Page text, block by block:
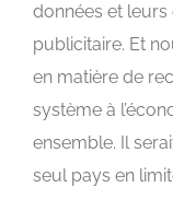
données et
publicitaire. Et
en matière de
système à
ensemble. Il
seul pays en